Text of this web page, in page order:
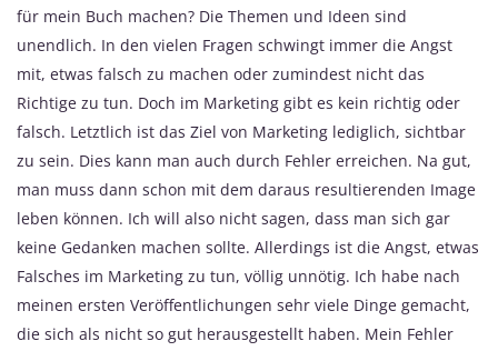
für mein Buch machen? Die Themen und Ideen sind
unendlich. In den vielen Fragen schwingt immer die Angst
mit, etwas falsch zu machen oder zumindest nicht das
Richtige zu tun. Doch im Marketing gibt es kein richtig oder
falsch. Letztlich ist das Ziel von Marketing lediglich, sichtbar
zu sein. Dies kann man auch durch Fehler erreichen. Na gut,
man muss dann schon mit dem daraus resultierenden Image
leben können. Ich will also nicht sagen, dass man sich gar
keine Gedanken machen sollte. Allerdings ist die Angst, etwas
Falsches im Marketing zu tun, völlig unnötig. Ich habe nach
meinen ersten Veröffentlichungen sehr viele Dinge gemacht,
die sich als nicht so gut herausgestellt haben. Mein Fehler